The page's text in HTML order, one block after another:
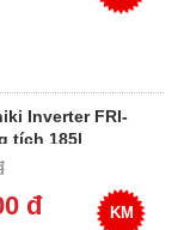
Inverter FRI-
tích 185l
đ KM